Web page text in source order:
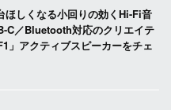
ほしくなる小回りの効くHi-Fi音
C／Bluetooth対応のクリエイテ
」アクティブスピーカーをチェ